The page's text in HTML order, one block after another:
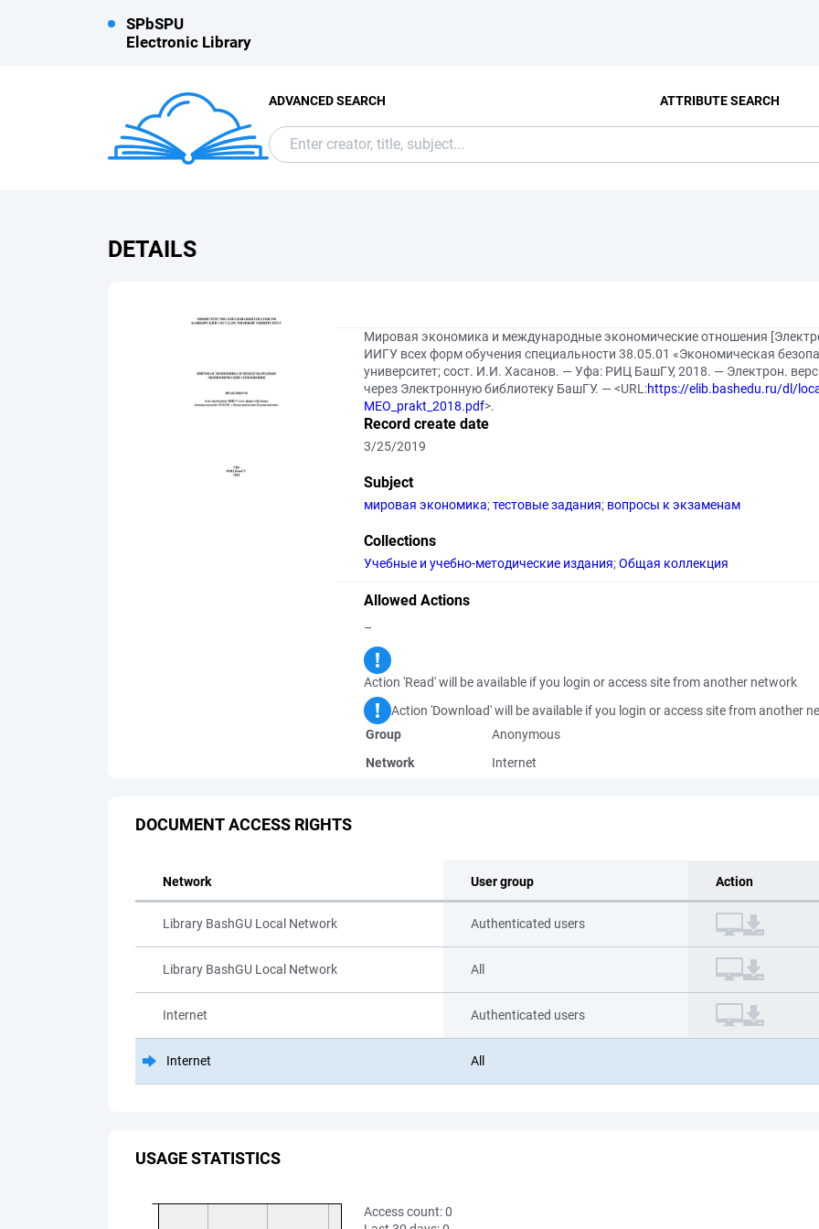
SPbSPU
Electronic Library
ADVANCED SEARCH ATTRIBUTE SEARCH
DETAILS
Мировая экономика и международные экономические отношения
ИИГУ всех форм обучения специальности 38.05.01 «Экономическая
университет; сост. И.И. Хасанов. — Уфа: РИЦ БашГУ, 2018. — Электрон.
через Электронную библиотеку БашГУ. — <URL:https://elib.bashedu.ru/dl/
MEO_prakt_2018.pdf>.
Record create date
3/25/2019
Subject
мировая экономика;тестовые задания; вопросы к экзаменам
Collections
Учебные и учебно-методические издания;Общая коллекция
Allowed Actions
–
Action 'Read' will be available if you login or access site from another network
Action 'Download' will be available if you login or access site from another
Group
Anonymous
Network
Internet
DOCUMENT ACCESS RIGHTS
Network User group Action
Library BashGU Local Network Authenticated users
Library BashGU Local Network All
Internet Authenticated users
Internet All
USAGE STATISTICS
Access count:0